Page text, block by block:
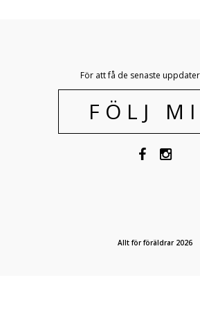
För att få de senaste
FÖLJ
Allt för föräldrar 2026